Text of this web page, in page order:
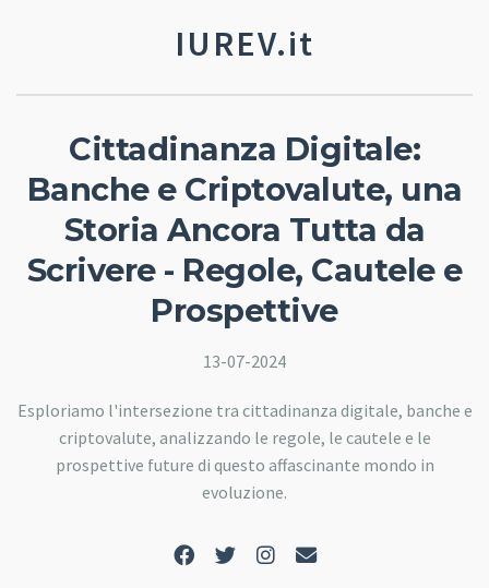
IUREV.it
Cittadinanza Digitale:
Banche e Criptovalute, una
Storia Ancora Tutta da
Scrivere - Regole, Cautele e
Prospettive
13-07-2024
Esploriamo l'intersezione tra cittadinanza digitale, banche e
criptovalute, analizzando le regole, le cautele e le
prospettive future di questo affascinante mondo in
evoluzione.